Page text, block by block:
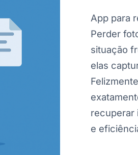
App para
Perder
situação
elas
recuperar
e